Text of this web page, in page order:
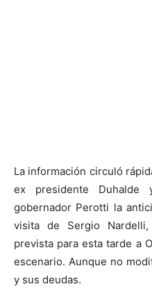
La información circuló
ex presidente
gobernador Perotti la
visita de Sergio
prevista para esta tarde a
escenario. Aunque no
y sus deudas.